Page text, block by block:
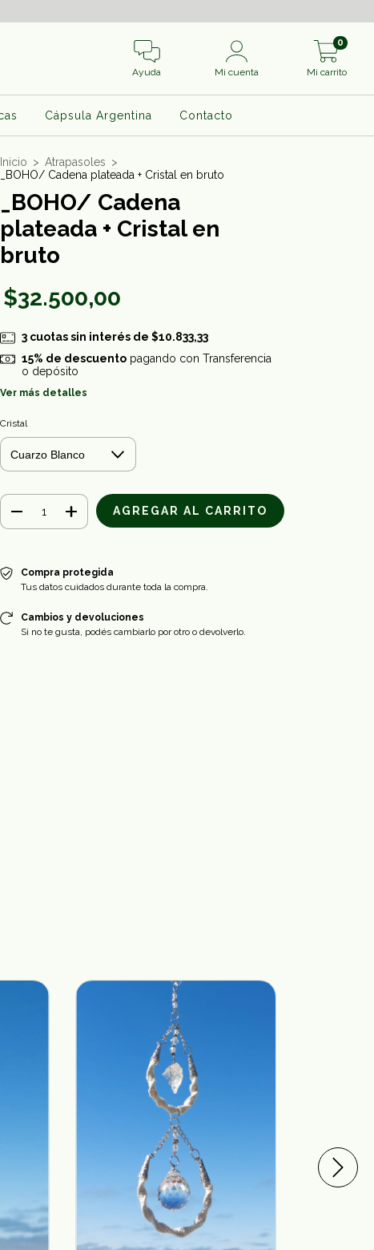
Ayuda Mi cuenta Mi carrito
0
Cápsula Argentina Contacto
Inicio > Atrapasoles >
_BOHO/ Cadena plateada + Cristal en bruto
_BOHO/ Cadena
plateada + Cristal en
bruto
$32.500,00
3 cuotas sin interés de $10.833,33
15% de descuentopagando con Transferencia
o depósito
Ver más detalles
Cristal
Compra protegida
Tus datos cuidados durante toda la compra.
Cambios y devoluciones
Si no te gusta, podés cambiarlo por otro o devolverlo.